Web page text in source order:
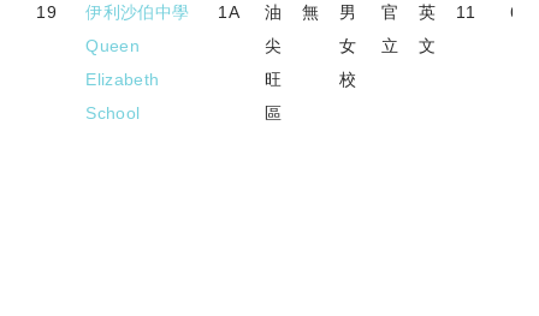
19
伊利沙伯中學
Queen
Elizabeth
School
1A
油
尖
旺
區
無
男
女
校
官
立
英
文
11 63